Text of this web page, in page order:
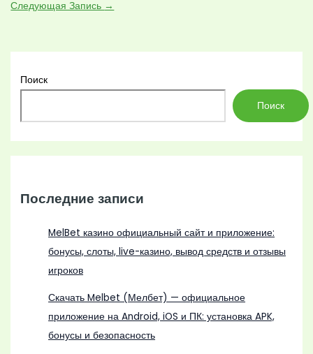
Следующая Запись →
Поиск
Поиск
Последние записи
MelBet казино официальный сайт и приложение:
бонусы, слоты, live-казино, вывод средств и отзывы
игроков
Скачать Melbet (Мелбет) — официальное
приложение на Android, iOS и ПК: установка APK,
бонусы и безопасность